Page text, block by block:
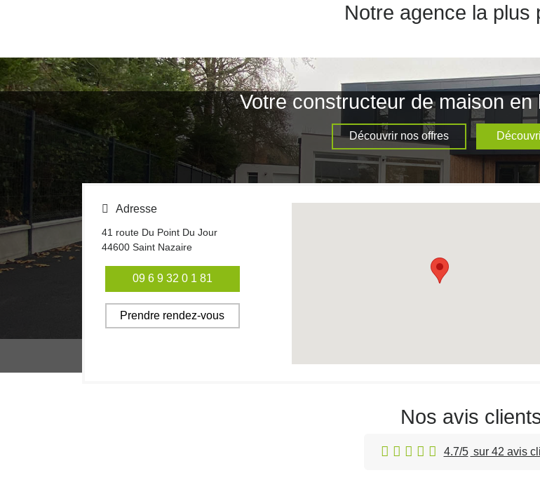
Notre agence la plus
Votre constructeur de maison
Découvrir nos offres
Adresse
41 route Du Point Du Jour
44600 Saint Nazaire
09 6 9 32 0 1 81
Prendre rendez-vous
Nos avis
4.7/5 sur 42 avis